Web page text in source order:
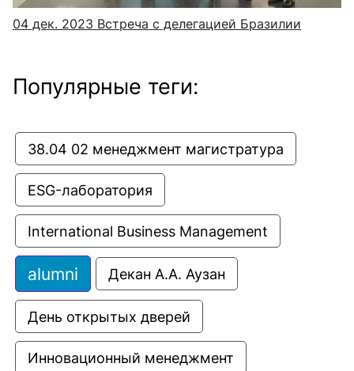
04 дек. 2023 Встреча с делегацией Бразилии
Популярные теги:
38.04 02 менеджмент магистратура
ESG-лаборатория
International Business Management
alumni Декан А.А. Аузан
День открытых дверей
Инновационный менеджмент